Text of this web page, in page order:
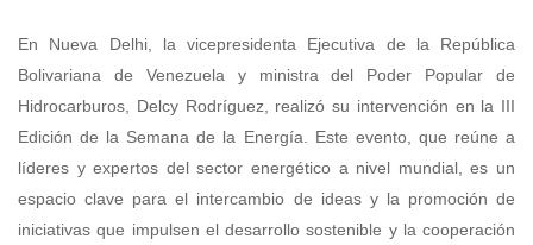
En Nueva Delhi, la vicepresidenta Ejecutiva de la República
Bolivariana de Venezuela y ministra del Poder Popular de
Hidrocarburos, Delcy Rodríguez, realizó su intervención en la III
Edición de la Semana de la Energía. Este evento, que reúne a
líderes y expertos del sector energético a nivel mundial, es un
espacio clave para el intercambio de ideas y la promoción de
iniciativas que impulsen el desarrollo sostenible y la cooperación